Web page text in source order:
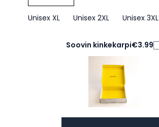
Unisex XL Unisex 2XL Unisex 3XL
Soovin kinkekarpi€3.99